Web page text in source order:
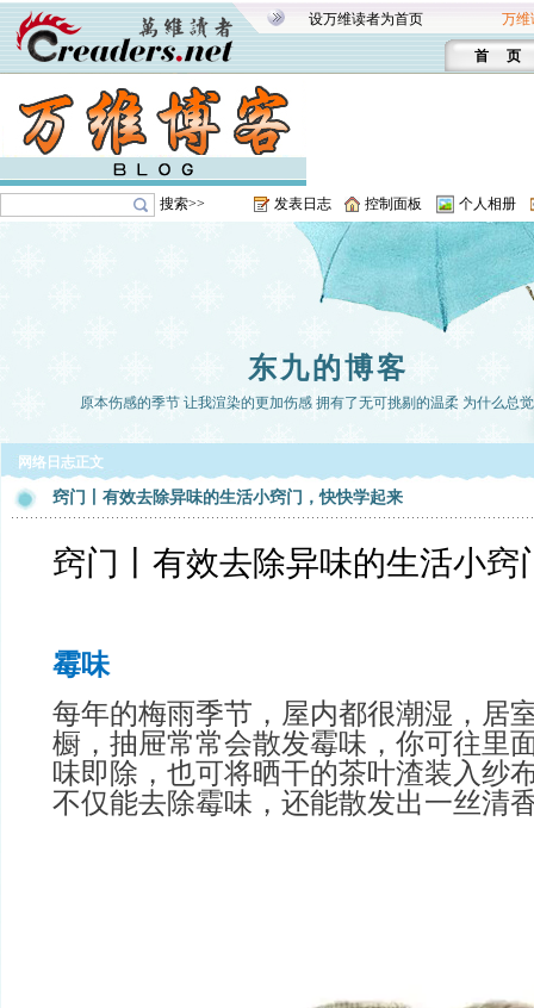
设万维读者为首页 万维
首 页
搜索>> 发表日志 控制面板 个人相册
东九的博客
原本伤感的季节 让我渲染的更加伤感 拥有了无可挑剔的温柔 为什么总
网络日志正文
窍门丨有效去除异味的生活小窍门，快快学起来
窍门丨有效去除异味的生活小
霉味
每年的梅雨季节，屋内都很潮湿，居
橱，抽屉常常会散发霉味，你可往里
味即除，也可将晒干的茶叶渣装入纱
不仅能去除霉味，还能散发出一丝清